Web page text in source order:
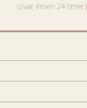
(svar innen 24 timer)